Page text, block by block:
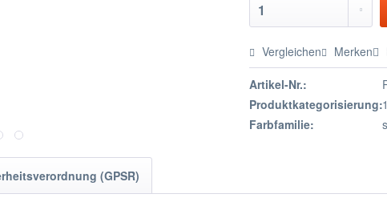
Vergleichen Merken
Artikel-Nr.:
Produktkategorisierung:
Farbfamilie:
(GPSR)